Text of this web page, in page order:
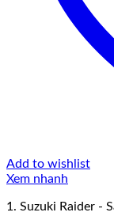
Add to wishlist
Xem nhanh
1. Suzuki Raider -